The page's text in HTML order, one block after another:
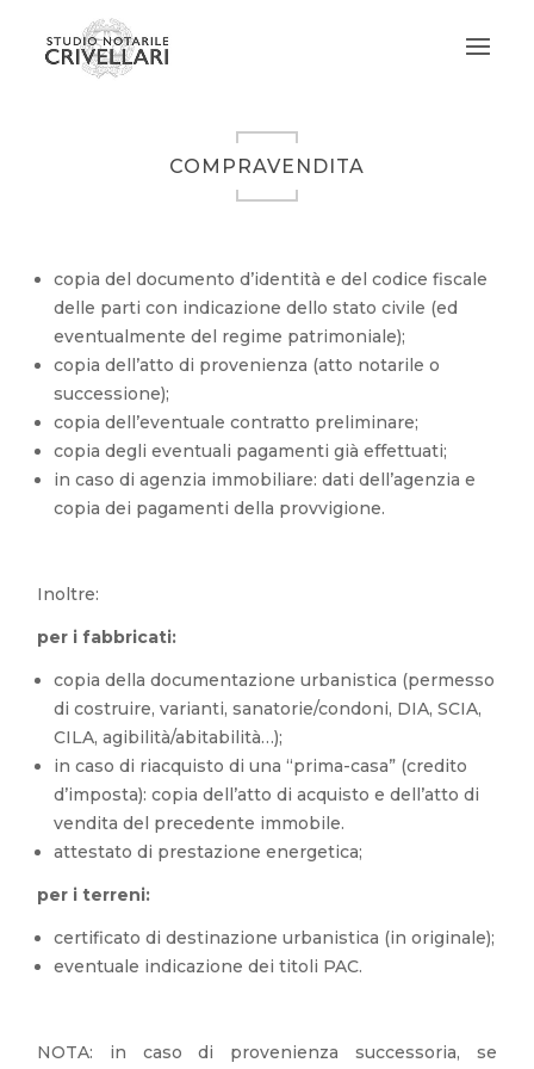
COMPRAVENDITA
copia del documento d’identità e del codice fiscale
delle parti con indicazione dello stato civile (ed
eventualmente del regime patrimoniale);
copia dell’atto di provenienza (atto notarile o
successione);
copia dell’eventuale contratto preliminare;
copia degli eventuali pagamenti già effettuati;
in caso di agenzia immobiliare: dati dell’agenzia e
copia dei pagamenti della provvigione.
Inoltre:
per i fabbricati:
copia della documentazione urbanistica (permesso
di costruire, varianti, sanatorie/condoni, DIA, SCIA,
CILA, agibilità/abitabilità…);
in caso di riacquisto di una “prima-casa” (credito
d’imposta): copia dell’atto di acquisto e dell’atto di
vendita del precedente immobile.
attestato di prestazione energetica;
per i terreni:
certificato di destinazione urbanistica (in originale);
eventuale indicazione dei titoli PAC.
NOTA: in caso di provenienza successoria, se